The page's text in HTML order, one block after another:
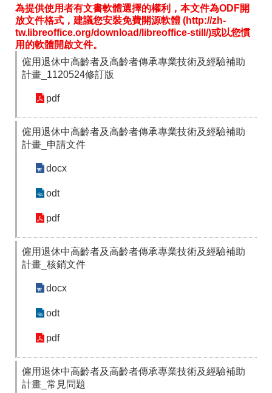
為提供使用者有文書軟體選擇的權利，本文件為ODF開
放文件格式，建議您安裝免費開源軟體 (http://zh-
tw.libreoffice.org/download/libreoffice-still/)或以您慣
用的軟體開啟文件。
僱用退休中高齡者及高齡者傳承專業技術及經驗補助
計畫_1120524修訂版
pdf
僱用退休中高齡者及高齡者傳承專業技術及經驗補助
計畫_申請文件
docx
odt
pdf
僱用退休中高齡者及高齡者傳承專業技術及經驗補助
計畫_核銷文件
docx
odt
pdf
僱用退休中高齡者及高齡者傳承專業技術及經驗補助
計畫_常見問題